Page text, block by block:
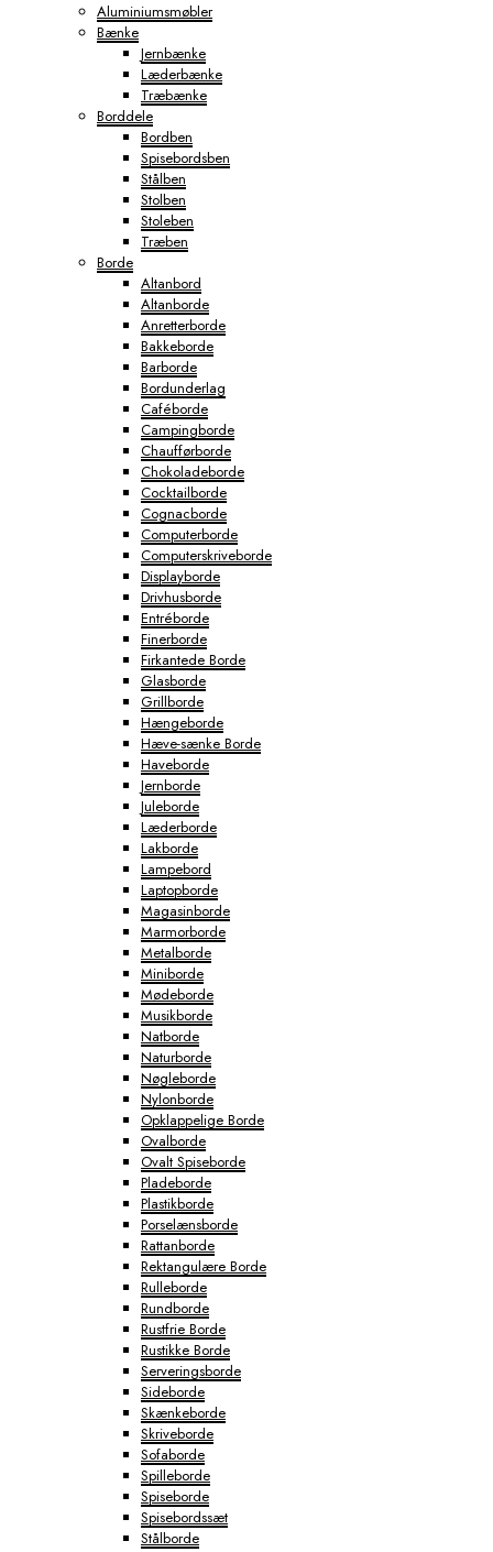
Aluminiumsmøbler
Bænke
Jernbænke
Læderbænke
Træbænke
Borddele
Bordben
Spisebordsben
Stålben
Stolben
Stoleben
Træben
Borde
Altanbord
Altanborde
Anretterborde
Bakkeborde
Barborde
Bordunderlag
Caféborde
Campingborde
Chaufførborde
Chokoladeborde
Cocktailborde
Cognacborde
Computerborde
Computerskriveborde
Displayborde
Drivhusborde
Entréborde
Finerborde
Firkantede Borde
Glasborde
Grillborde
Hængeborde
Hæve-sænke Borde
Haveborde
Jernborde
Juleborde
Læderborde
Lakborde
Lampebord
Laptopborde
Magasinborde
Marmorborde
Metalborde
Miniborde
Mødeborde
Musikborde
Natborde
Naturborde
Nøgleborde
Nylonborde
Opklappelige Borde
Ovalborde
Ovalt Spiseborde
Pladeborde
Plastikborde
Porselænsborde
Rattanborde
Rektangulære Borde
Rulleborde
Rundborde
Rustfrie Borde
Rustikke Borde
Serveringsborde
Sideborde
Skænkeborde
Skriveborde
Sofaborde
Spilleborde
Spiseborde
Spisebordssæt
Stålborde